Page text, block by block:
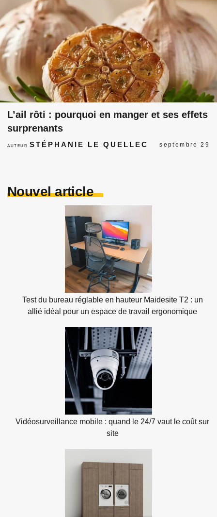
L’ail rôti : pourquoi en manger et ses effets
surprenants
AUTEURSTÉPHANIE LE QUELLEC septembre 29
Nouvel article
Test du bureau réglable en hauteur Maidesite T2 : un
allié idéal pour un espace de travail ergonomique
Vidéosurveillance mobile : quand le 24/7 vaut le coût sur
site